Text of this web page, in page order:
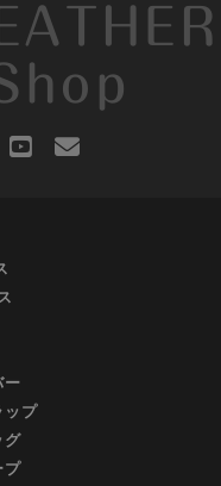
youtube
email
ー
ップ
グ
プ